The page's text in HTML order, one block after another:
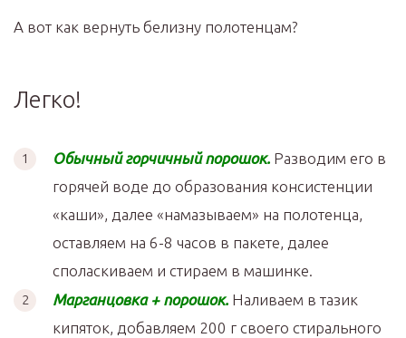
А вот как вернуть белизну полотенцам?
Легко!
Обычный горчичный порошок. Разводим его в
горячей воде до образования консистенции
«каши», далее «намазываем» на полотенца,
оставляем на 6-8 часов в пакете, далее
споласкиваем и стираем в машинке.
Марганцовка + порошок. Наливаем в тазик
кипяток, добавляем 200 г своего стирального